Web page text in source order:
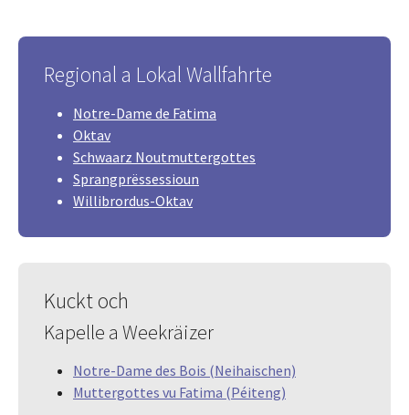
Regional a Lokal Wallfahrte
Notre-Dame de Fatima
Oktav
Schwaarz Noutmuttergottes
Sprangprëssessioun
Willibrordus-Oktav
Kuckt och
Kapelle a Weekräizer
Notre-Dame des Bois (Neihaischen)
Muttergottes vu Fatima (Péiteng)